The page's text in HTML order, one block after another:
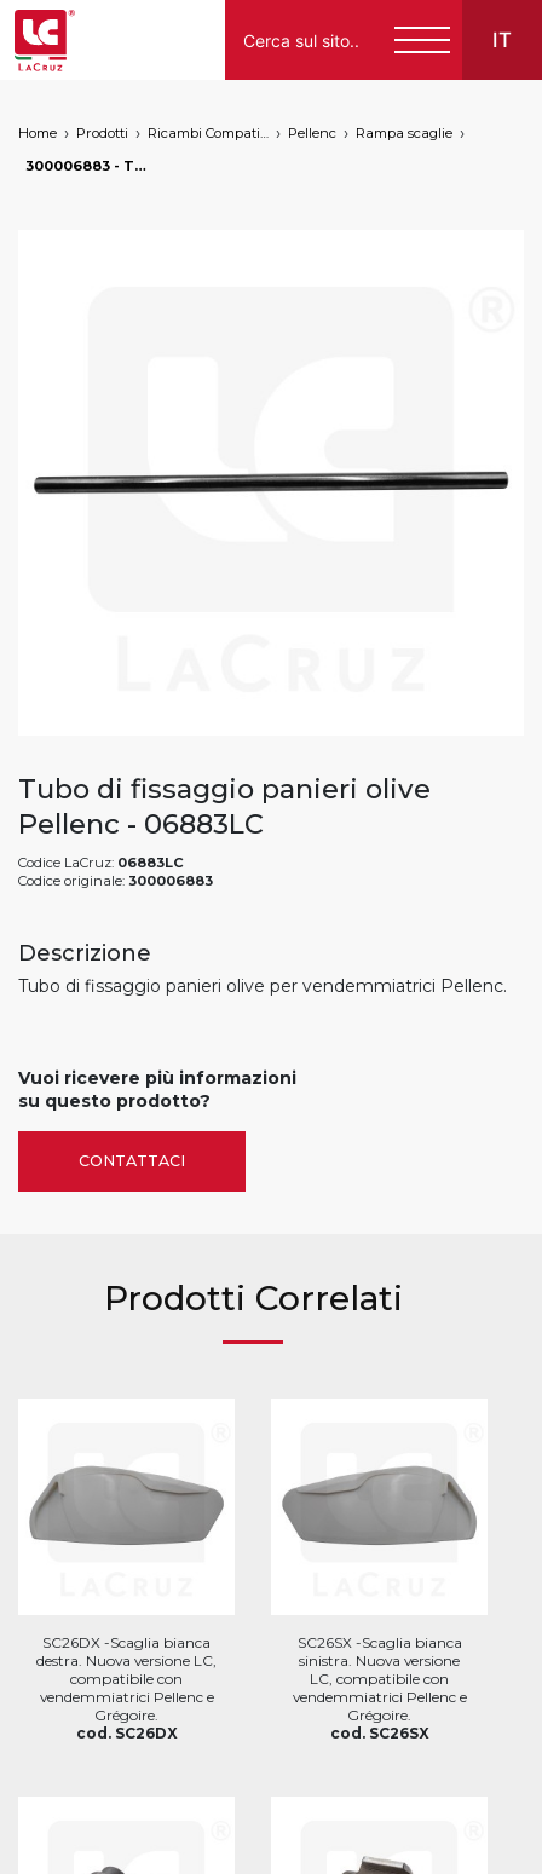
IT
Italiano
Home Prodotti Ricambi Compatibili per Vendemmiatrici a Marchio Pellenc
Rampa scaglie
300006883 - Tubo di fissaggio panieri olive Pellenc, markets: []string{"A", "B", "AU"}
Tubo di fissaggio panieri olive
Pellenc - 06883LC
Codice LaCruz: 06883LC
Codice originale: 300006883
Descrizione
Tubo di fissaggio panieri olive per vendemmiatrici Pellenc.
Vuoi ricevere più informazioni
su questo prodotto?
CONTATTACI
Prodotti Correlati
SC26DX -Scaglia bianca
destra. Nuova versione LC,
compatibile con
vendemmiatrici Pellenc e
Grégoire.
cod. SC26DX
SC26SX -Scaglia bianca
sinistra. Nuova versione
LC, compatibile con
vendemmiatrici Pellenc e
Grégoire.
cod. SC26SX